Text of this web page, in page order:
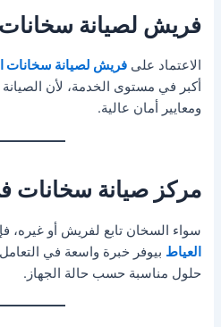
فريش لصيانة سخانات
الاعتماد علىفريش لصيانة سخانات
أكبر في مستوى الخدمة، لأن
ومعايير أمان عالية.
مركز صيانة سخانات
سواء السخان تابع لفريش أو غيره،
العياط بيوفر خبرة واسعة في
حلول مناسبة حسب حالة الجهاز.